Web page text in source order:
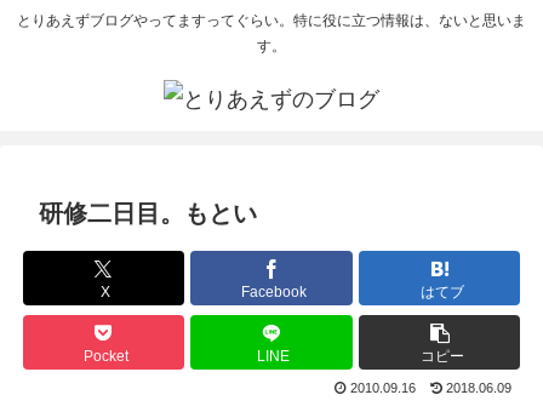
とりあえずブログやってますってぐらい。特に役に立つ情報は、ないと思いま
す。
研修二日目。もとい
X Facebook はてブ
Pocket LINE コピー
2010.09.16 2018.06.09